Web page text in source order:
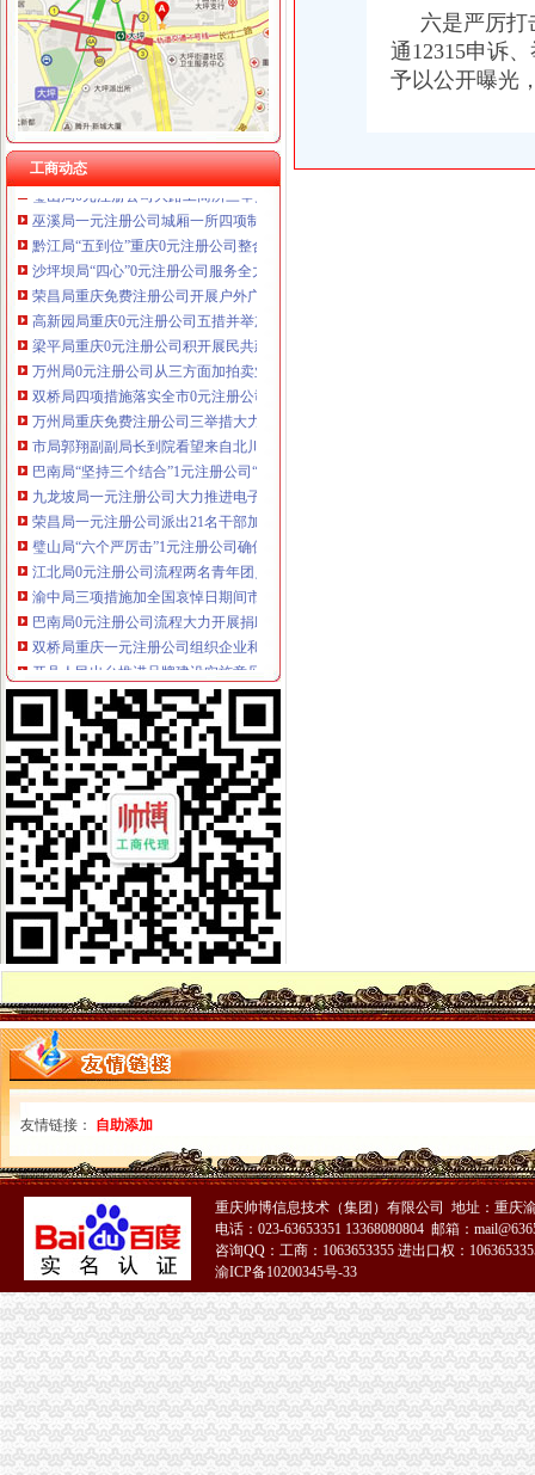
工商动态
江津局“两手抓”一元注册公司流程积构建食品安全监管长效机制
万州局重庆一元注册公司发挥登记职能支持企业融资18亿元
青海农畜产品经纪人与江北观音桥农贸市重庆免费注册公司场经纪人成功实现
巫溪局五步推进“依法行政、文明执法、树立形象”免费注册公司专项教育培训工
万州局突出“便、助、护、联、扶”免费注册公司五字营造优良发展环境造服务型
九龙坡局桷坪所查获一批冒“长安铃木”的重庆一元注册公司后视镜总成
璧山局0元注册公司大路工商所三举措大力培养农村经纪人队伍
巫溪局一元注册公司城厢一所四项制度加校园周边食品安全监管
黔江局“五到位”重庆0元注册公司整合关闭辖区煤矿注销登记
沙坪坝局“四心”0元注册公司服务全力推进下岗失业人员再就业工程
荣昌局重庆免费注册公司开展户外广告整见成效
高新园局重庆0元注册公司五措并举加火车北站奥运期间食品安全监管
梁平局重庆0元注册公司积开展民共建活动
万州局0元注册公司从三方面加拍卖业监管
双桥局四项措施落实全市0元注册公司工商局长座谈会精
万州局重庆免费注册公司三举措大力扶持发展劳务经纪能人
市局郭翔副副局长到院看望来自北川县工商局的重庆0元注册公司受伤女职工
巴南局“坚持三个结合”1元注册公司“推行三个优先”提升商品质量检测工作效能
九龙坡局一元注册公司大力推进电子商务监管工作
荣昌局一元注册公司派出21名干部加公共场所执勤 防止公共安全事故发生
璧山局“六个严厉击”1元注册公司确保地震灾后市场经营秩序健康稳定
江北局0元注册公司流程两名青年团员参加该区批灾区伤员护理志愿者行动
渝中局三项措施加全国哀悼日期间市重庆免费注册公司场及娱乐场所监管
巴南局0元注册公司流程大力开展捐助救灾工作
双桥局重庆一元注册公司组织企业和个体工商户向四川地震灾区捐款363.202余
开县人民出台推进品牌建设实施意见
沙坪坝局重庆免费注册公司结合实际积展开灾自救工作
市局局长、重庆一元注册公司组书记王元楷带队赴四川省工商局捐赠救灾物资
渝北局0元注册公司流程组织区营企业和个体工商户向四川地震灾区捐款60余万
忠县局重庆免费注册公司干部职工踊跃报名参加志愿者活动
渝中局0元注册公司流程组织多种渠道援助地震灾区
江北局“四个确保”重庆0元注册公司做好灾后食品安全工作
永川局五项措施应对市0元注册公司流程场经营秩序突发事件
城口局“三条措施”加对震后高危行业的一元注册公司流程监管
云县滕英明县长对工商局1元注册公司工作给予高度评价
市一元注册公司局机关干部职工向地震灾区捐款数额达89894.5元
市重庆0元注册公司局离退休老同志自发向灾区捐款献爱心
万州局一元注册公司再添四举措有效应对余震灾害
市局机关举行向“5.12”重庆0元注册公司地震遇难同胞默哀仪式
高新园局0元注册公司采取有力措施确保汶川地震伤员快速转到重庆各院救
梁平局把群众的一元注册公司安危放在位开展震救灾
江津局、重庆免费注册公司江津个协为灾区募集捐款262万余元
黔江局0元注册公司积向四川地震灾区募捐
奉节局重庆0元注册公司以实际行动为灾区献爱心
潼南县个协会房地产行业分会汶川灾区捐款70万元
北碚局1元注册公司三措施沉着应对紧急地震预报
长寿局一元注册公司城内所组织15万财物援助灾区群众
沙坪坝局重庆0元注册公司理无照经营取得跨越式突破
市工商局机关员交纳“殊费”0元注册公司84500元支援震救灾
九龙坡局一元注册公司流程五项举措力推招商引资工作
璧山局八塘工商所“三管齐下”0元注册公司流程对市场秩序实施有效监管
荣昌局积索建立“科所联动”免费注册公司机制
万州局大力开展专项整顿确保“六一”0元注册公司儿童节市场安全
大足局“五举措”重庆免费注册公司加干部队伍建设
荣昌局四措并举开创“守重”1元注册公司工作新局面
大足局两职工将自筹的免费注册公司灾区急需物资送往灾区
巫山局0元注册公司流程连续五年被县人大授予执法模范单位荣誉称号
万州局立足机制创新提升边远农村场镇市免费注册公司场监管质量
六是严厉打
通12315申诉
予以公开曝光
友情链接： 自助添加
重庆帅博信息技术（集团）有限公司 地址：重庆
电话：023-63653351 13368080804 邮箱：
咨询QQ：工商：1063653355 进出口权：
渝ICP备10200345号-33